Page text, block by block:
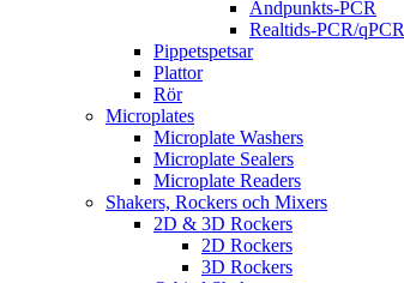
Ändpunkts-PCR
Realtids-PCR/qPCR
Pippetspetsar
Plattor
Rör
Microplates
Microplate Washers
Microplate Sealers
Microplate Readers
Shakers, Rockers och Mixers
2D & 3D Rockers
2D Rockers
3D Rockers